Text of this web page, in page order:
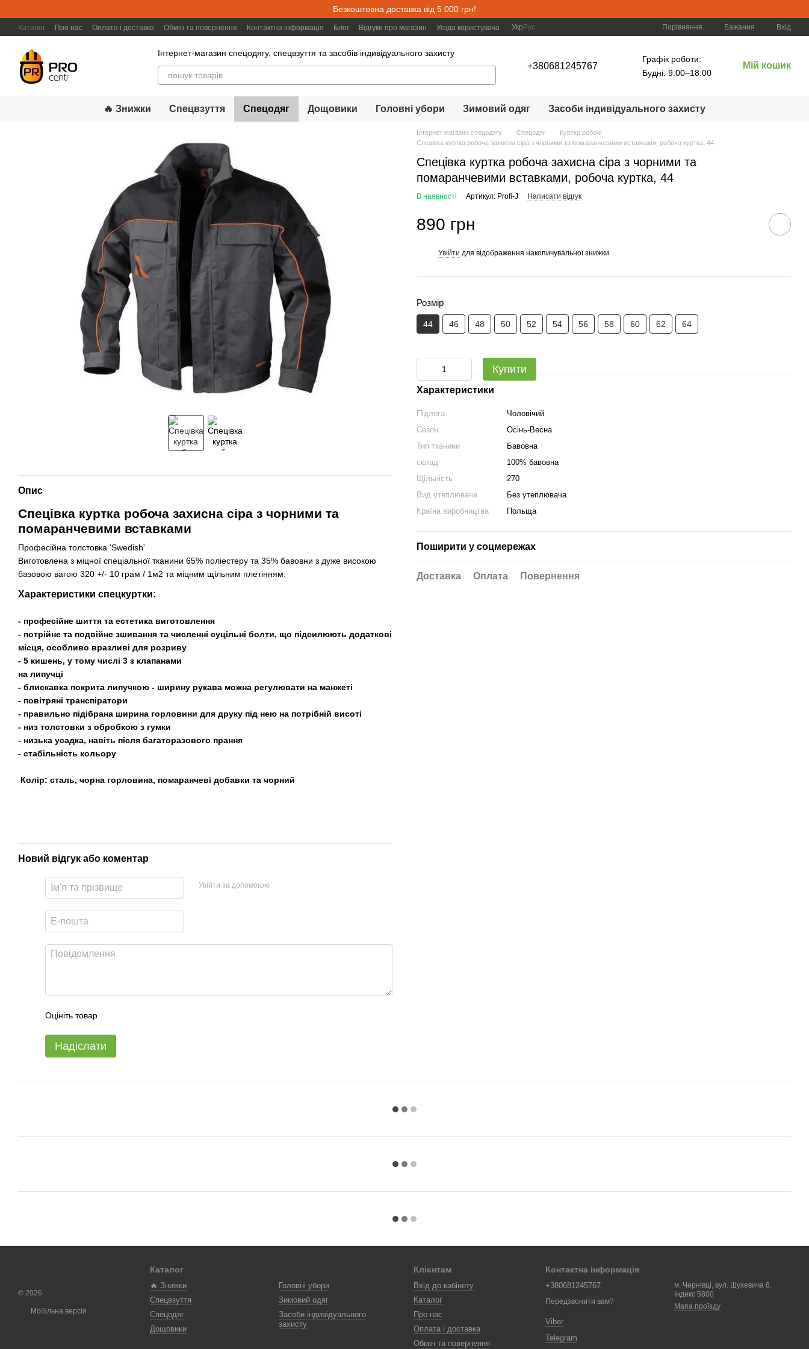
Безкоштовна доставка від 5 000 грн!
Каталог Про нас Оплата і доставка Обмін та повернення Контактна інформація Блог Відгуки про магазин Угода користувача Укр Рус Порівняння Бажання Вхід
Інтернет-магазин спецодягу, спецвзуття та засобів індивідуального захисту
+380681245767
Графік роботи:
Будні: 9:00–18:00
Мій кошик
🔥 Знижки Спецвзуття Спецодяг Дощовики Головні убори Зимовий одяг Засоби індивідуального захисту
Опис
Спецівка куртка робоча захисна сіра з чорними та
помаранчевими вставками
Професійна толстовка 'Swedish'
Виготовлена з міцної спеціальної тканини 65% поліестеру та 35% бавовни з дуже високою
базовою вагою 320 +/- 10 грам / 1м2 та міцним щільним плетінням.
Характеристики спецкуртки:
- професійне шиття та естетика виготовлення
- потрійне та подвійне зшивання та численні суцільні болти, що підсилюють додаткові
місця, особливо вразливі для розриву
- 5 кишень, у тому числі 3 з клапанами
на липучці
- блискавка покрита липучкою - ширину рукава можна регулювати на манжеті
- повітряні транспіратори
- правильно підібрана ширина горловини для друку під нею на потрібній висоті
- низ толстовки з обробкою з гумки
- низька усадка, навіть після багаторазового прання
- стабільність кольору
Колір: сталь, чорна горловина, помаранчеві добавки та чорний
Новий відгук або коментар
Увійти за допомогою
Оцініть товар
Надіслати
Інтернет магазин спецодягу Спецодяг
Куртки робочі
Спецівка куртка робоча захисна сіра з чорними та помаранчевими вставками, робоча куртка, 44
Спецівка куртка робоча захисна сіра з чорними та
помаранчевими вставками, робоча куртка, 44
В наявності Артикул: Profi-J Написати відгук
890 грн
Увійти для відображення накопичувальної знижки
Розмір
44 46 48 50 52 54 56 58 60 62 64
Купити
Характеристики
Підлога
Чоловічий
Сезон
Осінь-Весна
Тип тканини
Бавовна
склад
100% бавовна
Щільність
270
Вид утеплювача
Без утеплювача
Країна виробництва
Польща
Поширити у соцмережах
Доставка Оплата Повернення
© 2026
Мобільна версія
Каталог
🔥 Знижки
Спецвзуття
Спецодяг
Дощовики
Головні убори
Зимовий одяг
Засоби індивідуального
захисту
Клієнтам
Вхід до кабінету
Каталог
Про нас
Оплата і доставка
Обмін та повернення
Контактна інформація
+380681245767
Передзвонити вам?
Viber
Telegram
м. Чернівці, вул. Шухевича 8,
Індекс 5800
Мапа проїзду